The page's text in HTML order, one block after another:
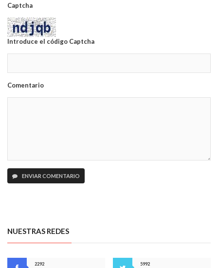
Captcha
Introduce el código Captcha
Comentario
ENVIAR COMENTARIO
NUESTRAS REDES
2292
5992